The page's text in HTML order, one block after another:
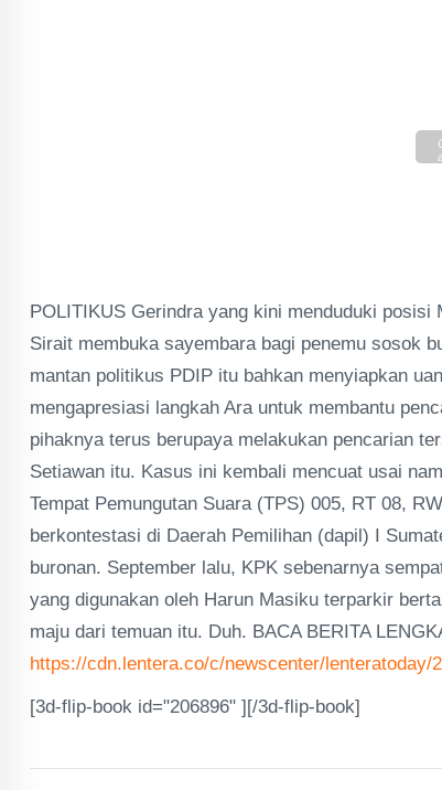
POLITIKUS Gerindra yang kini menduduki
Sirait membuka sayembara bagi penemu sosok
mantan politikus PDIP itu bahkan menyiapkan
mengapresiasi langkah Ara untuk membantu
pihaknya terus berupaya melakukan pencarian
Setiawan itu. Kasus ini kembali mencuat usai
Tempat Pemungutan Suara (TPS) 005, RT 08,
berkontestasi di Daerah Pemilihan (dapil) I
buronan. September lalu, KPK sebenarnya
yang digunakan oleh Harun Masiku terparkir
maju dari temuan itu. Duh. BACA BERITA
https://cdn.lentera.co/c/newscenter/lenteratoday/
[3d-flip-book id="206896" ][/3d-flip-book]